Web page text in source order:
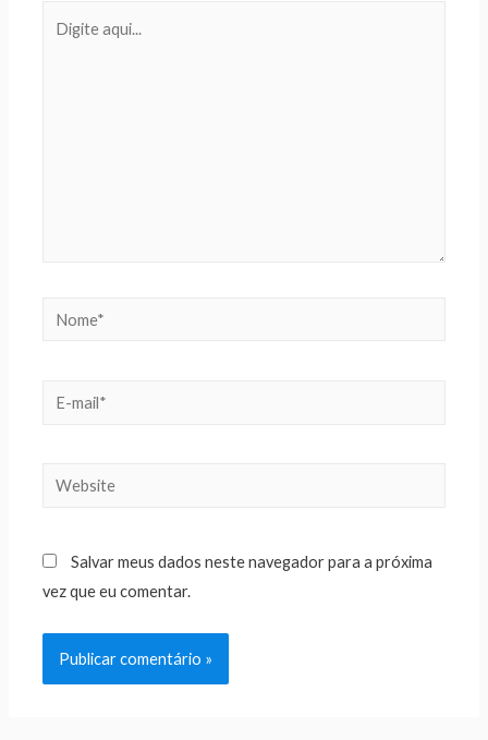
Salvar meus dados neste navegador para a próxima
vez que eu comentar.